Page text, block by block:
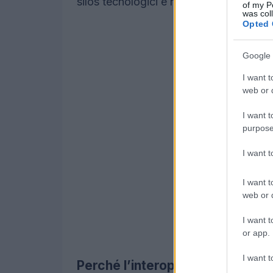
of my
was
Opted
Google
I want
web or
I want
I want
I want
web or
I want
or app.
I want
Perché l’interoperabilità è